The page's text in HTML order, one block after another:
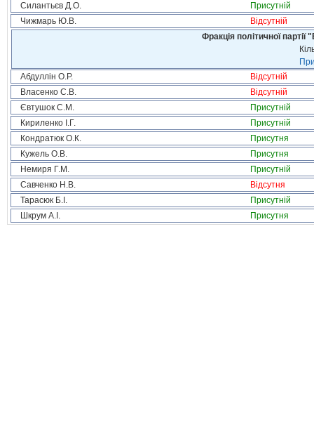
Силантьєв Д.О.
Присутній
Чижмарь Ю.В.
Відсутній
Фракція політичної
Абдуллін О.Р.
Відсутній
Власенко С.В.
Відсутній
Євтушок С.М.
Присутній
Кириленко І.Г.
Присутній
Кондратюк О.К.
Присутня
Кужель О.В.
Присутня
Немиря Г.М.
Присутній
Савченко Н.В.
Відсутня
Тарасюк Б.І.
Присутній
Шкрум А.І.
Присутня